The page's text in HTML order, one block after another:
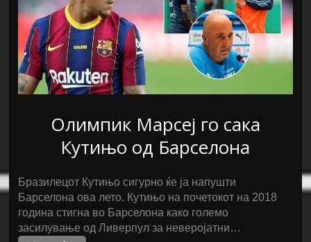
Олимпик Марсеј го сака
Кутињо од Барселона
Бразилецот Кутињо сигурно ќе ја напушти
Барселона ова лето. Кутињо на почетокот на 2018
година стигна во Барселона како големо
засилување од Ливерпул за неверојатни…